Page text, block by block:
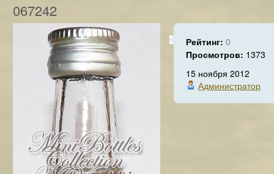
067242
Рейтинг: 0
Просмотров: 1373
15 ноября 2012
Администратор